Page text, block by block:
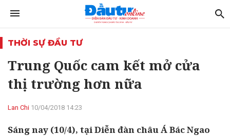
THỜI SỰ ĐẦU TƯ
Trung Quốc cam kết mở cửa
thị trường hơn nữa
Lan Chi 10/04/2018 14:23
Sáng nay (10/4), tại Diễn đàn châu Á Bác Ngao